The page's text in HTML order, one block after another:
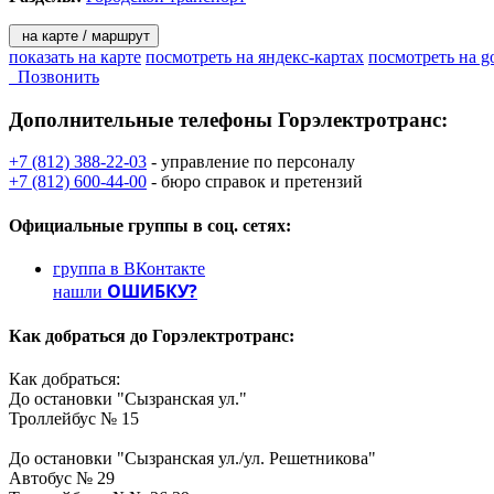
на карте / маршрут
показать на карте посмотреть на яндекс-картах посмотреть на
Позвонить
Дополнительные телефоны Горэлектротранс:
+7 (812) 388-22-03 - управление по персоналу
+7 (812) 600-44-00 - бюро справок и претензий
Официальные группы в соц. сетях:
группа в ВКонтакте
нашли ОШИБКУ?
Как добраться до Горэлектротранс:
Как добраться:
До остановки "Сызранская ул."
Троллейбус № 15
До остановки "Сызранская ул./ул. Решетникова"
Автобус № 29